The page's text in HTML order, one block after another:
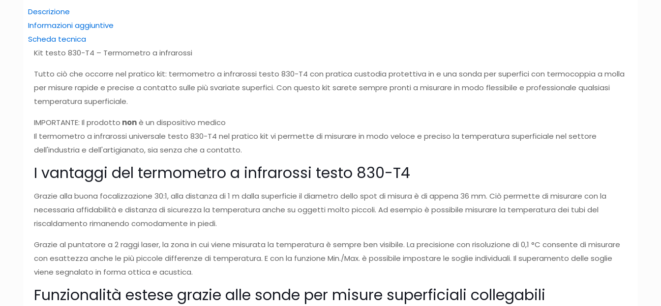
Descrizione
Informazioni aggiuntive
Scheda tecnica
Kit testo 830-T4 – Termometro a infrarossi
Tutto ciò che occorre nel pratico kit: termometro a infrarossi testo 830-T4 con pratica custodia protettiva in e una sonda per superfici con termocoppia a molla
per misure rapide e precise a contatto sulle più svariate superfici. Con questo kit sarete sempre pronti a misurare in modo flessibile e professionale qualsiasi
temperatura superficiale.
IMPORTANTE: Il prodotto nonè un dispositivo medico
Il termometro a infrarossi universale testo 830-T4 nel pratico kit vi permette di misurare in modo veloce e preciso la temperatura superficiale nel settore
dell'industria e dell'artigianato, sia senza che a contatto.
I vantaggi del termometro a infrarossi testo 830-T4
Grazie alla buona focalizzazione 30:1, alla distanza di 1 m dalla superficie il diametro dello spot di misura è di appena 36 mm. Ciò permette di misurare con la
necessaria affidabilità e distanza di sicurezza la temperatura anche su oggetti molto piccoli. Ad esempio è possibile misurare la temperatura dei tubi del
riscaldamento rimanendo comodamente in piedi.
Grazie al puntatore a 2 raggi laser, la zona in cui viene misurata la temperatura è sempre ben visibile. La precisione con risoluzione di 0,1 °C consente di misurare
con esattezza anche le più piccole differenze di temperatura. E con la funzione Min./Max. è possibile impostare le soglie individuali. Il superamento delle soglie
viene segnalato in forma ottica e acustica.
Funzionalità estese grazie alle sonde per misure superficiali collegabili